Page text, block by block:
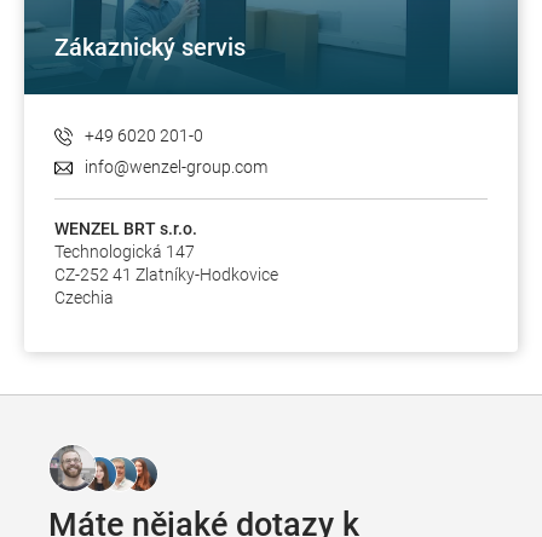
Zákaznický servis
+49 6020 201-0
info@wenzel-group.com
WENZEL BRT s.r.o.
Technologická 147
CZ-252 41 Zlatníky-Hodkovice
Czechia
Máte nějaké dotazy k